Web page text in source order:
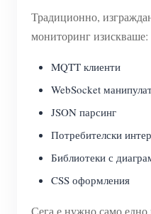
Традиционно,
мониторинг изискваше:
MQTT клиенти
WebSocket
JSON парсинг
Потребителски
Библиотеки с
CSS оформления
Сега е нужно само едно